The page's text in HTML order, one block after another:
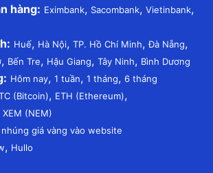
hàng: Eximbank, Sacombank, Vietinbank,
Huế, Hà Nội, TP. Hồ Chí Minh,Đà Nẵng,
, Bến Tre, Hậu Giang, Tây Ninh, Bình Dương
Hôm nay, 1 tuần, 1 tháng, 6 tháng
(Bitcoin), ETH (Ethereum),
XEM (NEM)
giá vàng vào website
, Hullo